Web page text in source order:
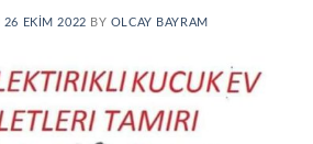
26 EKIM 2022 BY OLCAY BAYRAM